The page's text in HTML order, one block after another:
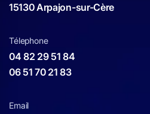
15130 Arpajon-sur-Cère
Télephone
04 82 29 51 84
06 51 70 21 83
Email